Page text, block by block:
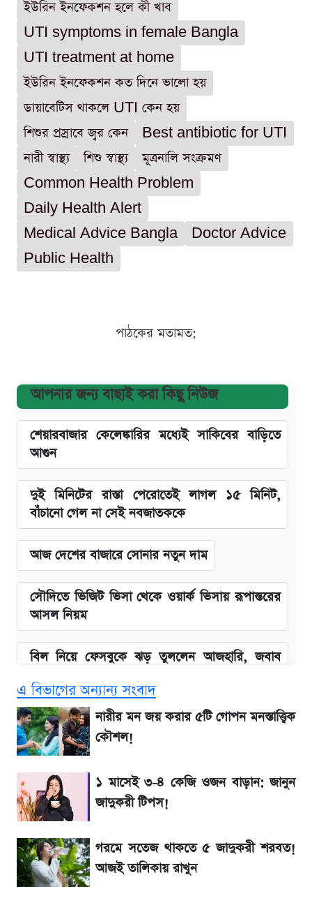
ইউরিন ইনফেকশন হলে কী খাব
UTI symptoms in female Bangla
UTI treatment at home
ইউরিন ইনফেকশন কত দিনে ভালো হয়
ডায়াবেটিস থাকলে UTI কেন হয়
শিশুর প্রস্রাবে জ্বর কেন
Best antibiotic for UTI
নারী স্বাস্থ্য
শিশু স্বাস্থ্য
মূত্রনালি সংক্রমণ
Common Health Problem
Daily Health Alert
Medical Advice Bangla
Doctor Advice
Public Health
পাঠকের মতামত:
আপনার জন্য বাছাই করা কিছু নিউজ
শেয়ারবাজার কেলেঙ্কারির মধ্যেই সাকিবের বাড়িতে
আগুন
দুই মিনিটের রাস্তা পেরোতেই লাগল ১৫ মিনিট,
বাঁচানো গেল না সেই নবজাতককে
আজ দেশের বাজারে সোনার নতুন দাম
সৌদিতে ভিজিট ভিসা থেকে ওয়ার্ক ভিসায় রূপান্তরের
আসল নিয়ম
বিল নিয়ে ফেসবুকে ঝড় তুললেন আজহারি, জবাব
আগামী ৪ দিনের আবহাওয়া নিয়ে বড় সতর্কবার্তা
লিটনকে নিয়ে টিম ম্যানেজমেন্টের নতুন পরিকল্পনা
বাংলাদেশ নিয়ে যা বললেন সজীব ওয়াজেদ জয়
৮ ব্র্যান্ডের ত্বক ফর্সাকারী ক্রিমে ভয়াবহ মাত্রার মার্কারি
২ লাখ মানুষ অপেক্ষায়, কিন্তু দেখা গেল না শেখ
এ বিভাগের অন্যান্য সংবাদ
নারীর মন জয় করার ৫টি গোপন মনস্তাত্ত্বিক
কৌশল!
১ মাসেই ৩-৪ কেজি ওজন বাড়ান: জানুন
জাদুকরী টিপস!
গরমে সতেজ থাকতে ৫ জাদুকরী শরবত!
আজই তালিকায় রাখুন